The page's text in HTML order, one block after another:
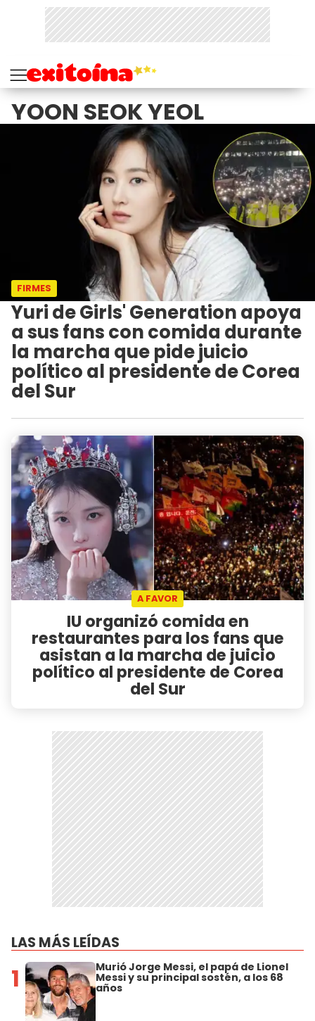
YOON SEOK YEOL
FIRMES
Yuri de Girls' Generation apoya
a sus fans con comida durante
la marcha que pide juicio
político al presidente de Corea
del Sur
A FAVOR
IU organizó comida en
restaurantes para los fans que
asistan a la marcha de juicio
político al presidente de Corea
del Sur
LAS MÁS LEÍDAS
1 Murió Jorge Messi, el papá de Lionel
Messi y su principal sostén, a los 68
años